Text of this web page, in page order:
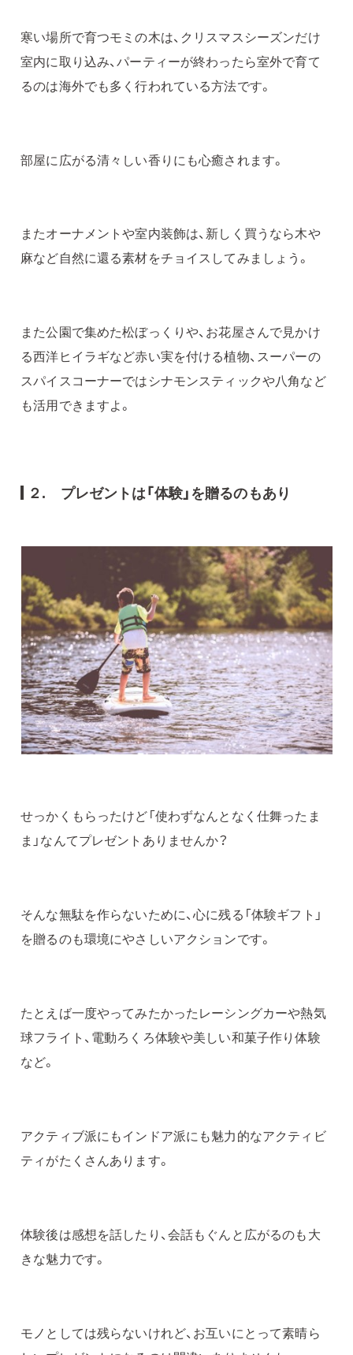
寒い場所で育つモミの木は、クリスマスシーズンだけ
室内に取り込み、パーティーが終わったら室外で育て
るのは海外でも多く行われている方法です。
部屋に広がる清々しい香りにも心癒されます。
またオーナメントや室内装飾は、新しく買うなら木や
麻など自然に還る素材をチョイスしてみましょう。
また公園で集めた松ぼっくりや、お花屋さんで見かけ
る西洋ヒイラギなど赤い実を付ける植物、スーパーの
スパイスコーナーではシナモンスティックや八角など
も活用できますよ。
２. プレゼントは「体験」を贈るのもあり
せっかくもらったけど「使わずなんとなく仕舞ったま
ま」なんてプレゼントありませんか？
そんな無駄を作らないために、心に残る「体験ギフト」
を贈るのも環境にやさしいアクションです。
たとえば一度やってみたかったレーシングカーや熱気
球フライト、電動ろくろ体験や美しい和菓子作り体験
など。
アクティブ派にもインドア派にも魅力的なアクティビ
ティがたくさんあります。
体験後は感想を話したり、会話もぐんと広がるのも大
きな魅力です。
モノとしては残らないけれど、お互いにとって素晴ら